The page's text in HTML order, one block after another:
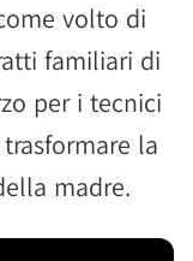
volto di
familiari di
per i tecnici
la
madre.